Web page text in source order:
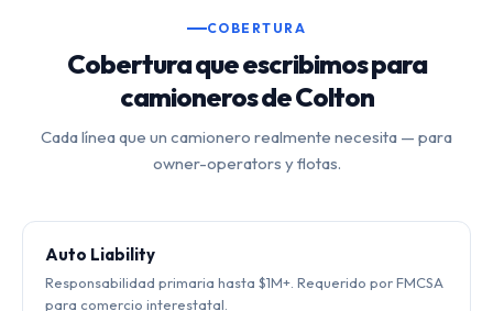
COBERTURA
Cobertura que escribimos para
camioneros de Colton
Cada línea que un camionero realmente necesita — para
owner-operators y flotas.
Auto Liability
Responsabilidad primaria hasta $1M+. Requerido por FMCSA
para comercio interestatal.